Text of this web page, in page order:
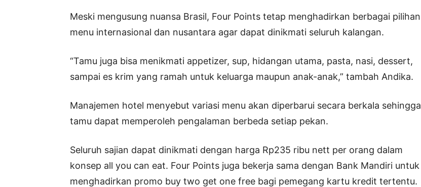
Meski mengusung nuansa Brasil, Four Points tetap menghadirkan berbagai pilihan
menu internasional dan nusantara agar dapat dinikmati seluruh kalangan.
“Tamu juga bisa menikmati appetizer, sup, hidangan utama, pasta, nasi, dessert,
sampai es krim yang ramah untuk keluarga maupun anak-anak,” tambah Andika.
Manajemen hotel menyebut variasi menu akan diperbarui secara berkala sehingga
tamu dapat memperoleh pengalaman berbeda setiap pekan.
Seluruh sajian dapat dinikmati dengan harga Rp235 ribu nett per orang dalam
konsep all you can eat. Four Points juga bekerja sama dengan Bank Mandiri untuk
menghadirkan promo buy two get one free bagi pemegang kartu kredit tertentu.